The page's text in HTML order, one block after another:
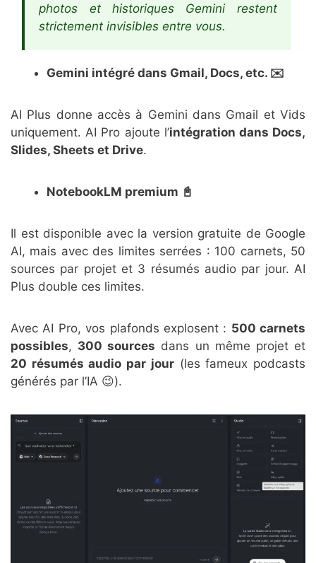
photos et historiques Gemini restent
strictement invisibles entre vous.
Gemini intégré dans Gmail, Docs, etc. ✉️
AI Plus donne accès à Gemini dans Gmail et Vids
uniquement. AI Pro ajoute l’intégration dans Docs,
Slides, Sheets et Drive.
NotebookLM premium 📓
Il est disponible avec la version gratuite de Google
AI, mais avec des limites serrées : 100 carnets, 50
sources par projet et 3 résumés audio par jour. AI
Plus double ces limites.
Avec AI Pro, vos plafonds explosent : 500 carnets
possibles, 300 sources dans un même projet et
20 résumés audio par jour(les fameux podcasts
générés par l’IA 😉).